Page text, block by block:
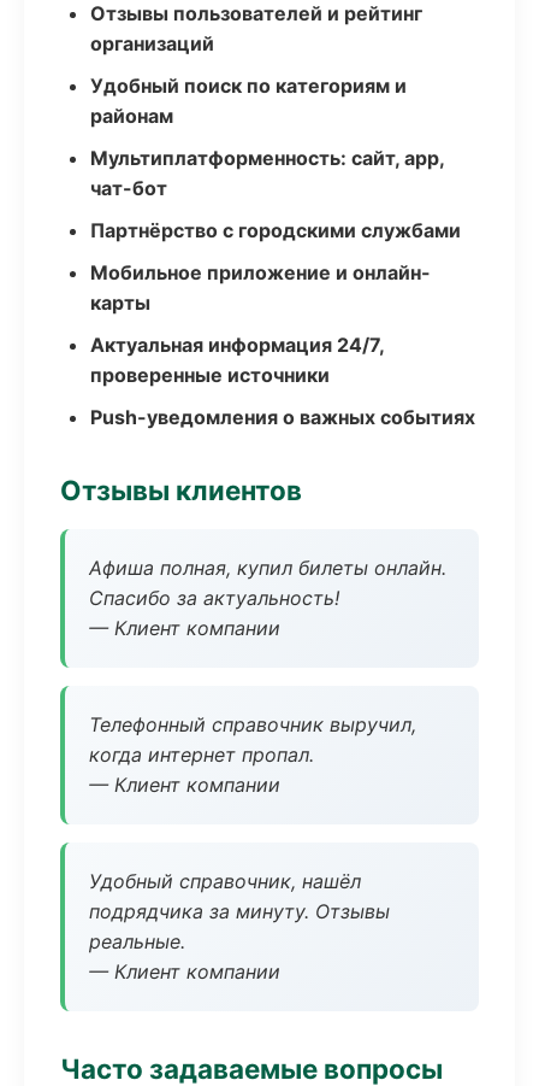
Отзывы пользователей и рейтинг
организаций
Удобный поиск по категориям и
районам
Мультиплатформенность: сайт, app,
чат-бот
Партнёрство с городскими службами
Мобильное приложение и онлайн-
карты
Актуальная информация 24/7,
проверенные источники
Push-уведомления о важных событиях
Отзывы клиентов
Афиша полная, купил билеты онлайн.
Спасибо за актуальность!
— Клиент компании
Телефонный справочник выручил,
когда интернет пропал.
— Клиент компании
Удобный справочник, нашёл
подрядчика за минуту. Отзывы
реальные.
— Клиент компании
Часто задаваемые вопросы